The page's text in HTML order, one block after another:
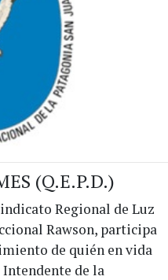
(Q.E.P.D.)
Regional de Luz
Rawson, participa
de quién en vida
de la